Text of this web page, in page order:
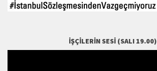
İŞÇILERIN SESI (SALI 19.00)